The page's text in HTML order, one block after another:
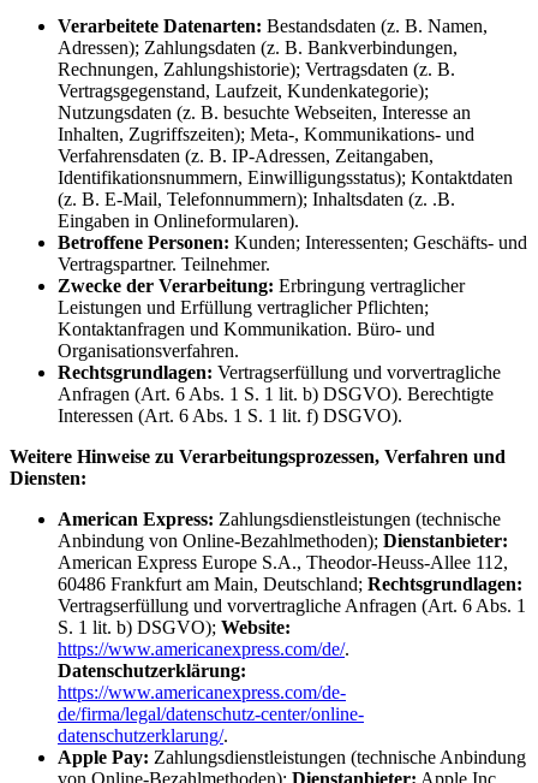
Verarbeitete Datenarten: Bestandsdaten (z. B. Namen,
Adressen); Zahlungsdaten (z. B. Bankverbindungen,
Rechnungen, Zahlungshistorie); Vertragsdaten (z. B.
Vertragsgegenstand, Laufzeit, Kundenkategorie);
Nutzungsdaten (z. B. besuchte Webseiten, Interesse an
Inhalten, Zugriffszeiten); Meta-, Kommunikations- und
Verfahrensdaten (z. B. IP-Adressen, Zeitangaben,
Identifikationsnummern, Einwilligungsstatus); Kontaktdaten
(z. B. E-Mail, Telefonnummern); Inhaltsdaten (z. .B.
Eingaben in Onlineformularen).
Betroffene Personen: Kunden; Interessenten; Geschäfts- und
Vertragspartner. Teilnehmer.
Zwecke der Verarbeitung: Erbringung vertraglicher
Leistungen und Erfüllung vertraglicher Pflichten;
Kontaktanfragen und Kommunikation. Büro- und
Organisationsverfahren.
Rechtsgrundlagen: Vertragserfüllung und vorvertragliche
Anfragen (Art. 6 Abs. 1 S. 1 lit. b) DSGVO). Berechtigte
Interessen (Art. 6 Abs. 1 S. 1 lit. f) DSGVO).
Weitere Hinweise zu Verarbeitungsprozessen, Verfahren und
Diensten:
American Express: Zahlungsdienstleistungen (technische
Anbindung von Online-Bezahlmethoden); Dienstanbieter:
American Express Europe S.A., Theodor-Heuss-Allee 112,
60486 Frankfurt am Main, Deutschland; Rechtsgrundlagen:
Vertragserfüllung und vorvertragliche Anfragen (Art. 6 Abs. 1
S. 1 lit. b) DSGVO); Website:
https://www.americanexpress.com/de/.
Datenschutzerklärung:
https://www.americanexpress.com/de-
de/firma/legal/datenschutz-center/online-
datenschutzerklarung/.
Apple Pay: Zahlungsdienstleistungen (technische Anbindung
von Online-Bezahlmethoden); Dienstanbieter: Apple Inc.,